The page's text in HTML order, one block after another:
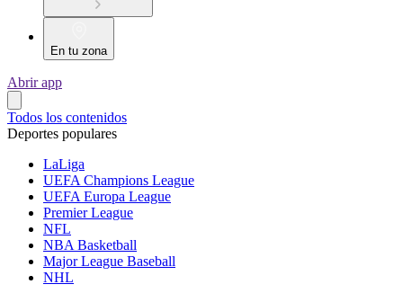
En tu zona
Abrir app
Todos los contenidos
Deportes populares
LaLiga
UEFA Champions League
UEFA Europa League
Premier League
NFL
NBA Basketball
Major League Baseball
NHL